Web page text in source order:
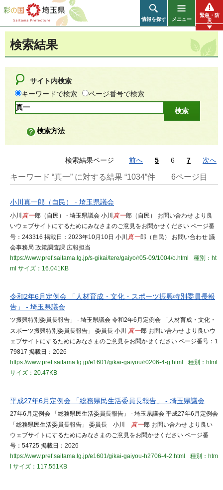
彩の国 埼玉県
情報を探す メニュー
緊急・防
災
検索結果
サイト内検索
キーワードで検索
ページ番号で検索
検索方法
検索結果ページ 前へ 5 6 7 次へ
キーワード “真一” に対する結果 “1034”件 6ページ目
小川真一郎（自民） - 埼玉県議会
小川 真一郎（自民） - 埼玉県議会 小川 真一郎（自民） お問い合わせ より良
いウェブサイトにするためにみなさまのご意見をお聞かせください ページ番
号：243316 掲載日：2023年10月10日 小川 真一郎（自民） お問い合わせ 議
会事務局 政策調査課 広報担当
https://www.pref.saitama.lg.jp/s-gikai/tere/gaiyo/r05-09/1004/o.html
種別：ht
ml サイズ：16.041KB
令和2年6月定例会 「人材育成・文化・スポーツ振興特別委員長報
告」 - 埼玉県議会
ツ振興特別委員長報告」 - 埼玉県議会 令和2年6月定例会 「人材育成・文化・
スポーツ振興特別委員長報告」 委員長 小川 真一郎 お問い合わせ より良いウ
ェブサイトにするためにみなさまのご意見をお聞かせください ページ番号：1
79817 掲載日：2026
https://www.pref.saitama.lg.jp/e1601/gikai-gaiyou/r0206-4-g.html
種別：html
サイズ：20.47KB
平成27年6月定例会 「総務県民生活委員長報告」 - 埼玉県議会
27年6月定例会 「総務県民生活委員長報告」 - 埼玉県議会 平成27年6月定例会
「総務県民生活委員長報告」 委員長 小川 真一郎 お問い合わせ より良い
ウェブサイトにするためにみなさまのご意見をお聞かせください ページ番
号：54725 掲載日：2026
https://www.pref.saitama.lg.jp/e1601/gikai-gaiyou-h2706-4-2.html
種別：htm
サイズ：117.551KB